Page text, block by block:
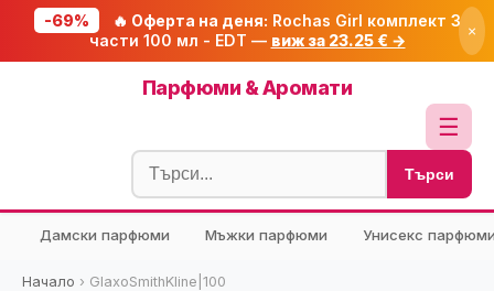
-69% 🔥 Оферта на деня: Rochas Girl комплект 3
части 100 мл - EDT — виж за 23.25 € → ×
Парфюми & Аромати
☰
Блог
🧮 Калкулатори
🔍 Намери продукт
🎁 Подарък
Търси
Дамски парфюми Мъжки парфюми Унисекс
Начало › GlaxoSmithKline|100